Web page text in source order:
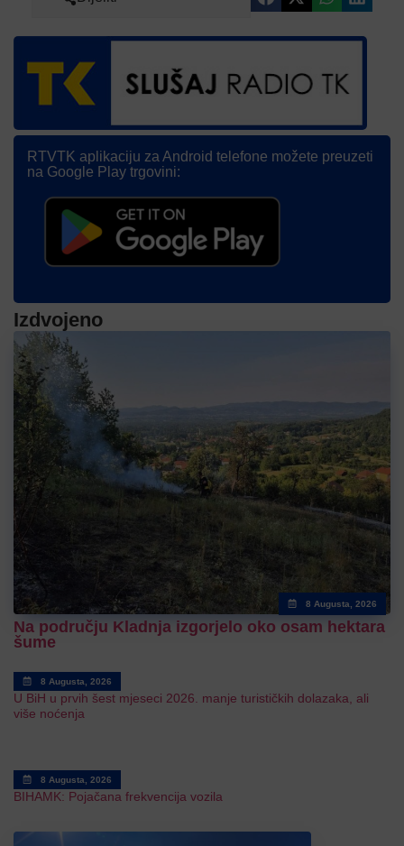
RTVTK aplikaciju za Android telefone možete preuzeti
na Google Play trgovini:
Izdvojeno
8 Augusta, 2026
Na području Kladnja izgorjelo oko osam hektara
šume
8 Augusta, 2026
U BiH u prvih šest mjeseci 2026. manje turističkih dolazaka, ali
više noćenja
8 Augusta, 2026
BIHAMK: Pojačana frekvencija vozila